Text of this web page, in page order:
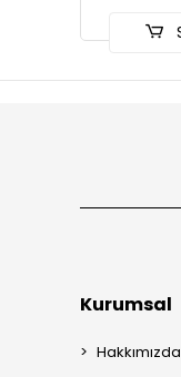
Kurumsal
Hakkımızda